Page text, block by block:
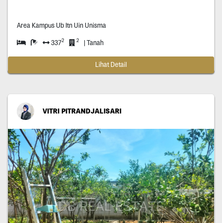
Area Kampus Ub Itn Uin Unisma
3372 2 | Tanah
Lihat Detail
VITRI PITRANDJALISARI